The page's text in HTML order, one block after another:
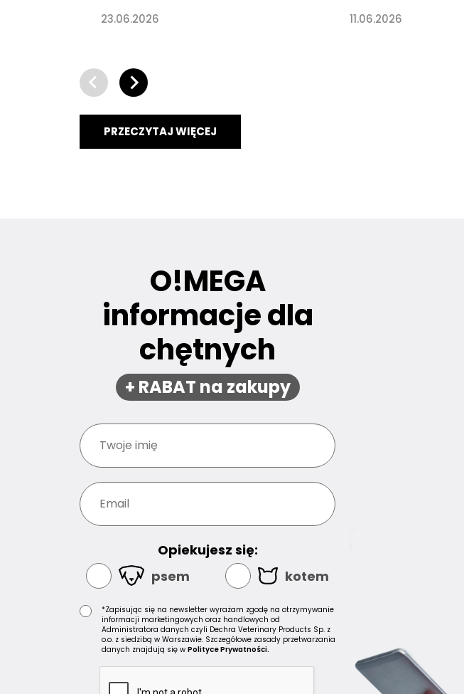
PRZECZYTAJ WIĘCEJ
sposoby
23.06.2026
przyczyny
11.06.2026
O!MEGA
informacje dla
chętnych
+ RABAT na zakupy
Opiekujesz się:
psem
kotem
*Zapisując się na newsletter wyrażam zgodę na otrzymywanie
informacji marketingowych oraz handlowych od
Administratora danych czyli Dechra Veterinary Products Sp. z
o.o. z siedzibą w Warszawie. Szczegółowe zasady przetwarzania
danych znajdują się w Polityce Prywatności.